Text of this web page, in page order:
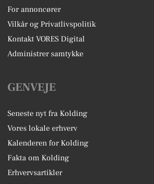
For annoncører
Vilkår og Privatlivspolitik
Kontakt VORES Digital
Administrer samtykke
GENVEJE
Seneste nyt fra Kolding
Vores lokale erhverv
Kalenderen for Kolding
Fakta om Kolding
Erhvervsartikler